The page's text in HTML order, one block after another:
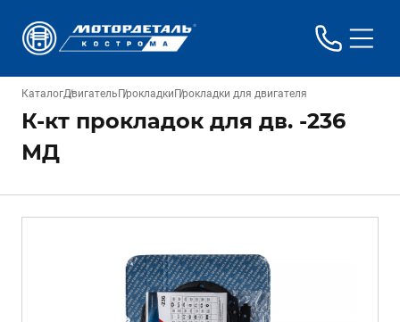
КаталогДвигатель Прокладки Прокладки для двигателя
К-кт прокладок для дв. -236
МД